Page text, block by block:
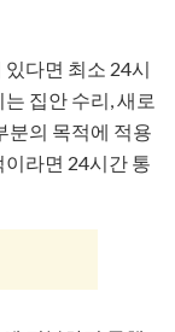
다면 최소 24시
집안 수리, 새로
분의 목적에 적용
라면 24시간 통